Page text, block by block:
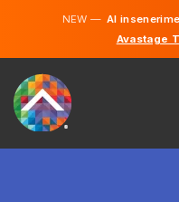
NEW —AI
Avastage